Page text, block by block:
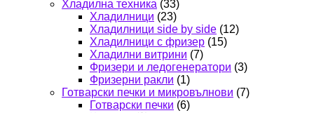
Хладилна техника (33)
Хладилници (23)
Хладилници side by side (12)
Хладилници с фризер (15)
Хладилни витрини (7)
Фризери и ледогенератори (3)
Фризерни ракли (1)
Готварски печки и микровълнови (7)
Готварски печки (6)